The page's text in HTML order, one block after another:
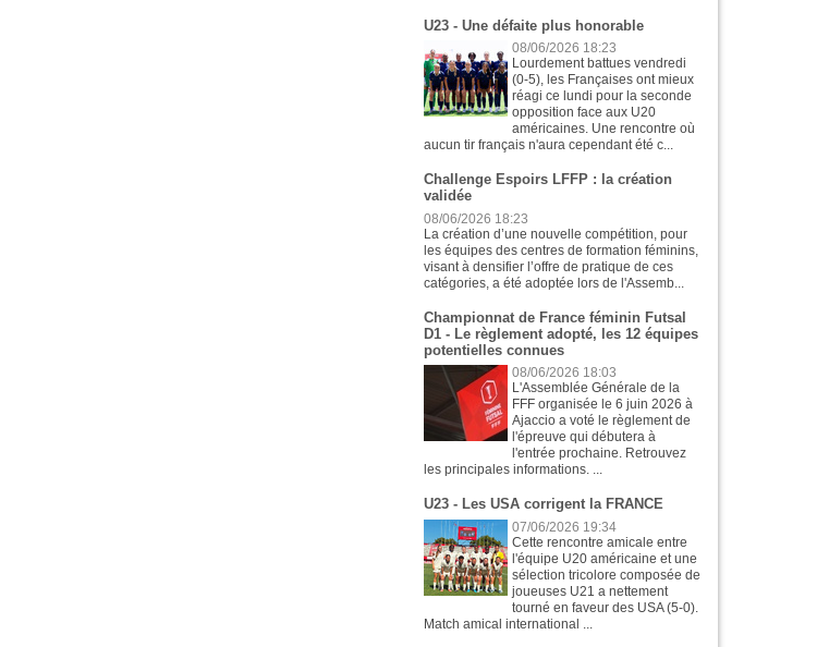
U23 - Une défaite plus honorable
08/06/2026 18:23
Lourdement battues vendredi
(0-5), les Françaises ont mieux
réagi ce lundi pour la seconde
opposition face aux U20
américaines. Une rencontre où
aucun tir français n'aura cependant été c...
Challenge Espoirs LFFP : la création
validée
08/06/2026 18:23
La création d’une nouvelle compétition, pour
les équipes des centres de formation féminins,
visant à densifier l’offre de pratique de ces
catégories, a été adoptée lors de l'Assemb...
Championnat de France féminin Futsal
D1 - Le règlement adopté, les 12 équipes
potentielles connues
08/06/2026 18:03
L'Assemblée Générale de la
FFF organisée le 6 juin 2026 à
Ajaccio a voté le règlement de
l'épreuve qui débutera à
l'entrée prochaine. Retrouvez
les principales informations. ...
U23 - Les USA corrigent la FRANCE
07/06/2026 19:34
Cette rencontre amicale entre
l'équipe U20 américaine et une
sélection tricolore composée de
joueuses U21 a nettement
tourné en faveur des USA (5-0).
Match amical international ...